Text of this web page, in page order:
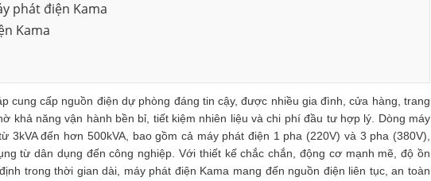
phát điện Kama
Kama
cung cấp nguồn điện dự phòng đáng tin cậy, được nhiều gia đình, cửa hàng, trang
khả năng vận hành bền bỉ, tiết kiệm nhiên liệu và chi phí đầu tư hợp lý. Dòng máy
3kVA đến hơn 500kVA, bao gồm cả máy phát điện 1 pha (220V) và 3 pha (380V),
từ dân dụng đến công nghiệp. Với thiết kế chắc chắn, động cơ mạnh mẽ, độ ồn
trong thời gian dài, máy phát điện Kama mang đến nguồn điện liên tục, an toàn